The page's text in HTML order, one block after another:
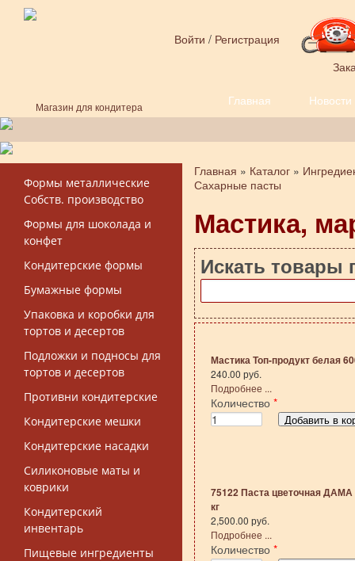
Перейти к основному содержанию
Магазин для кондитера
Войти / Регистрация
Главная Новости
Форма поиска
Формы металлические
Собств. производство
Формы для шоколада и
конфет
Кондитерские формы
Бумажные формы
Упаковка и коробки для
тортов и десертов
Подложки и подносы для
тортов и десертов
Противни кондитерские
Кондитерские мешки
Кондитерские насадки
Силиконовые маты и
коврики
Кондитерский
инвентарь
Пищевые ингредиенты
Вы здесь
Главная » Каталог »
Сахарные пасты
Мастика,
Искать товары
Мастика Топ-продукт белая
240.00 руб.
Подробнее ...
Количество *
75122 Паста цветочная
кг
2,500.00 руб.
Подробнее ...
Количество *